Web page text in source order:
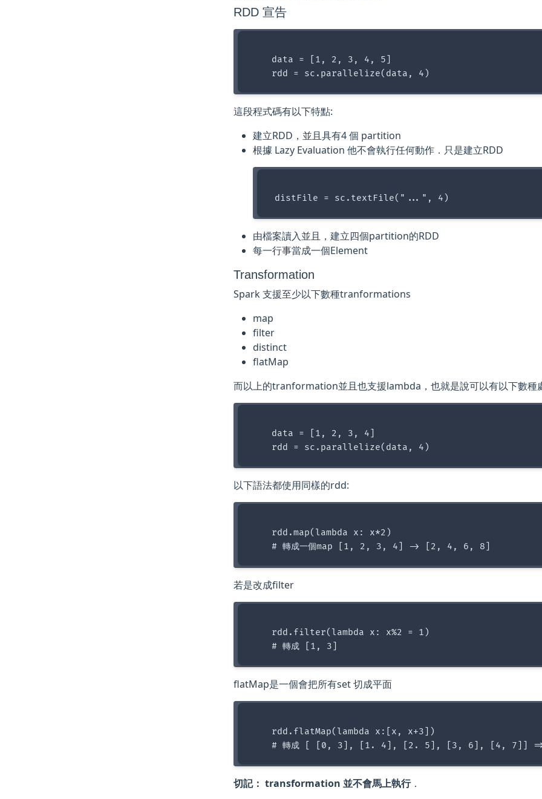
RDD 宣告
    data = [1, 2, 3, 4, 5]
這段程式碼有以下特點:
建立RDD，並且具有4 個 partition
根據 Lazy Evaluation 他不會執行任何動作．只是建立RDD
由檔案讀入並且，建立四個partition的RDD
每一行事當成一個Element
Transformation
Spark 支援至少以下數種tranformations
map
filter
distinct
flatMap
而以上的tranformation並且也支援lambda，也就是說可以有以下數種
    data = [1, 2, 3, 4]
以下語法都使用同樣的rdd:
    rdd.map(lambda x: x*2)
若是改成filter
    rdd.filter(lambda x: x%2 = 1)
flatMap是一個會把所有set 切成平面
    rdd.flatMap(lambda x:[x, x+3])
切記： transformation 並不會馬上執行．